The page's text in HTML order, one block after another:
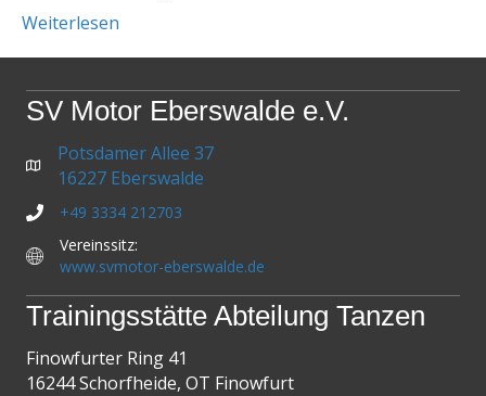
Weiterlesen
SV Motor Eberswalde e.V.
Potsdamer Allee 37
16227 Eberswalde
+49 3334 212703
Vereinssitz:
www.svmotor-eberswalde.de
Trainingsstätte Abteilung Tanzen
Finowfurter Ring 41
16244 Schorfheide, OT Finowfurt